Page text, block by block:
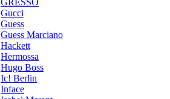
GRESSO
Gucci
Guess
Guess Marciano
Hackett
Hermossa
Hugo Boss
Ic! Berlin
Inface